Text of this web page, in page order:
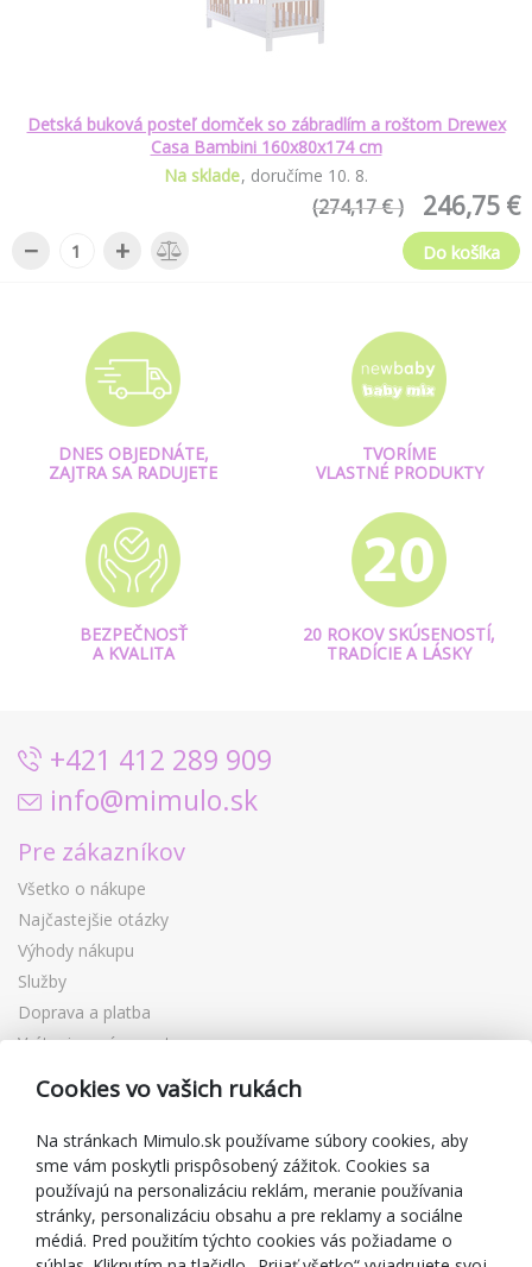
Detská buková posteľ domček so zábradlím a roštom Drewex
Casa Bambini 160x80x174 cm
Na sklade doručíme 10. 8.
246,75 €
(274,17 € )
− + Do košíka
DNES OBJEDNÁTE,
ZAJTRA SA RADUJETE
TVORÍME
VLASTNÉ PRODUKTY
BEZPEČNOSŤ
A KVALITA
20 ROKOV SKÚSENOSTÍ,
TRADÍCIE A LÁSKY
+421 412 289 909
info@mimulo.sk
Pre zákazníkov
Všetko o nákupe
Najčastejšie otázky
Výhody nákupu
Služby
Doprava a platba
Vrátenie a výmena tovaru
Reklamácia
Darčekové poukážky
Zľavové kupóny
Blog
O predajcovi
Mimulo.sk
Cookies vo vašich rukách
Na stránkach Mimulo.sk používame súbory cookies, aby
sme vám poskytli prispôsobený zážitok. Cookies sa
používajú na personalizáciu reklám, meranie používania
stránky, personalizáciu obsahu a pre reklamy a sociálne
médiá. Pred použitím týchto cookies vás požiadame o